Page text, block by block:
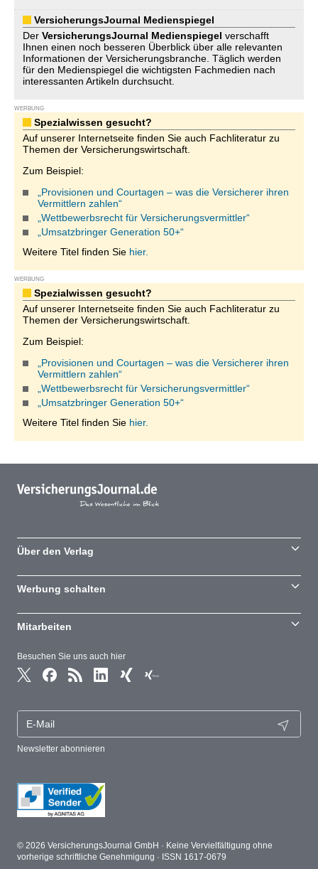
VersicherungsJournal Medienspiegel
Der VersicherungsJournal Medienspiegel verschafft
Ihnen einen noch besseren Überblick über alle relevanten
Informationen der Versicherungsbranche. Täglich werden
für den Medienspiegel die wichtigsten Fachmedien nach
interessanten Artikeln durchsucht.
WERBUNG
Spezialwissen gesucht?
Auf unserer Internetseite finden Sie auch Fachliteratur zu
Themen der Versicherungswirtschaft.
Zum Beispiel:
„Provisionen und Courtagen – was die Versicherer ihren
Vermittlern zahlen“
„Wettbewerbsrecht für Versicherungsvermittler“
„Umsatzbringer Generation 50+“
Weitere Titel finden Sie hier.
WERBUNG
Spezialwissen gesucht?
Auf unserer Internetseite finden Sie auch Fachliteratur zu
Themen der Versicherungswirtschaft.
Zum Beispiel:
„Provisionen und Courtagen – was die Versicherer ihren
Vermittlern zahlen“
„Wettbewerbsrecht für Versicherungsvermittler“
„Umsatzbringer Generation 50+“
Weitere Titel finden Sie hier.
Besuchen Sie uns auch hier
Newsletter abonnieren
Über den Verlag
Werbung schalten
Mitarbeiten
© 2026 VersicherungsJournal GmbH · Keine Vervielfältigung ohne
vorherige schriftliche Genehmigung · ISSN 1617-0679